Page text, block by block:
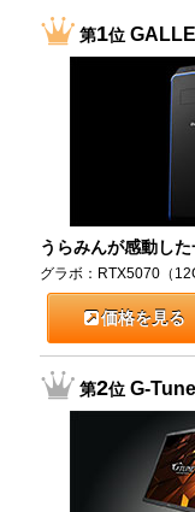
第1位
うらみんが感動した
グラボ：RTX5070（
価格を見る
第2位G-